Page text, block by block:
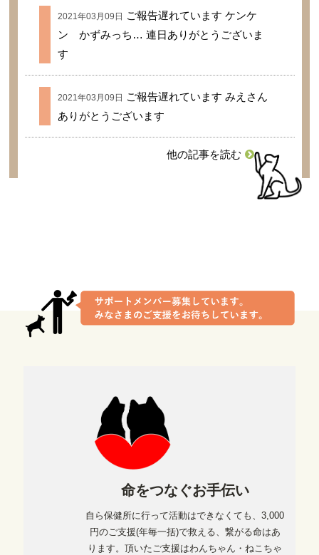
2021年03月09日 ご報告遅れています ケンケ
ン かずみっち… 連日ありがとうございま
す
2021年03月09日 ご報告遅れています みえさん
ありがとうございます
他の記事を読む
命をつなぐお手伝い
自ら保健所に行って活動はできなくても、3,000
円のご支援(年毎一括)で救える、繋がる命はあ
ります。頂いたご支援はわんちゃん・ねこちゃ